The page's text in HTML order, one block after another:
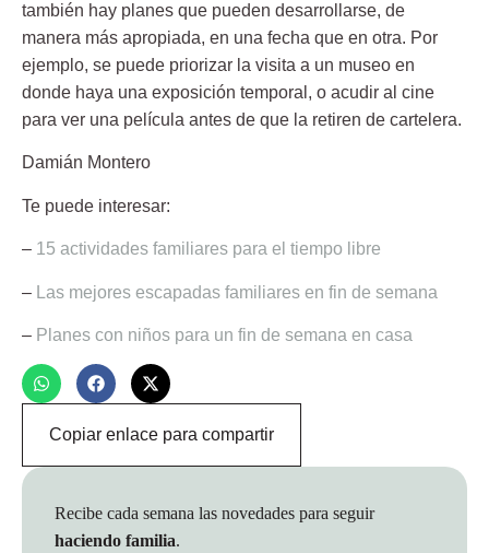
también hay planes que pueden desarrollarse, de
manera más apropiada, en una fecha que en otra. Por
ejemplo, se puede priorizar la visita a un museo en
donde haya una exposición temporal, o acudir al cine
para ver una película antes de que la retiren de cartelera.
Damián Montero
Te puede interesar:
– 15 actividades familiares para el tiempo libre
– Las mejores escapadas familiares en fin de semana
– Planes con niños para un fin de semana en casa
Copiar enlace para compartir
Recibe cada semana las novedades para seguir
haciendo familia.